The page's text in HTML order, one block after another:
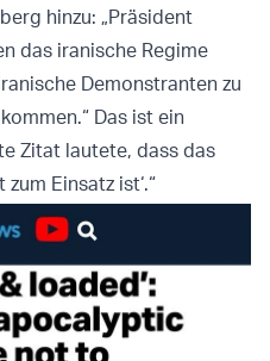
hinzu: „Präsident
das iranische Regime
Demonstranten zu
Das ist ein
Zitat lautete, dass das
Einsatz ist‘.“